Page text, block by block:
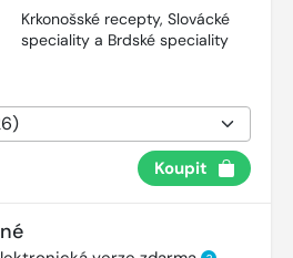
Krkonošské recepty, Slovácké
speciality a Brdské speciality
Koupit